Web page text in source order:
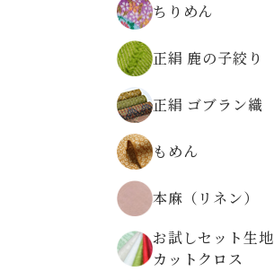
ちりめん
レーヨンちりめん
ポリエステルちりめん
正絹ちりめん
無地ちりめんから選ぶ
柄物ちりめんから選ぶ
正絹 鹿の子絞り
正絹 ゴブラン織
もめん
モーリークロス
伝統柄
動物柄
レトロ文様
本麻（リネン）
お試しセット生地
カットクロス